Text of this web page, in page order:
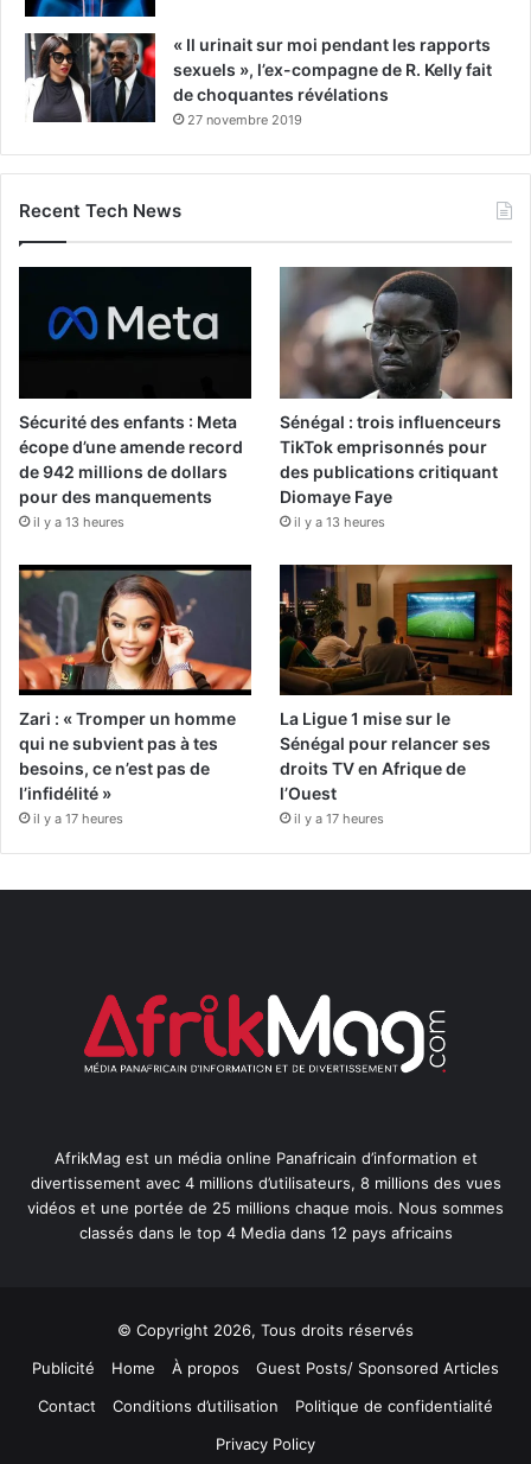
« Il urinait sur moi pendant les rapports
sexuels », l’ex-compagne de R. Kelly fait
de choquantes révélations
27 novembre 2019
Recent Tech News
Sécurité des enfants : Meta
écope d’une amende record
de 942 millions de dollars
pour des manquements
il y a 13 heures
Sénégal : trois influenceurs
TikTok emprisonnés pour
des publications critiquant
Diomaye Faye
il y a 13 heures
Zari : « Tromper un homme
qui ne subvient pas à tes
besoins, ce n’est pas de
l’infidélité »
il y a 17 heures
La Ligue 1 mise sur le
Sénégal pour relancer ses
droits TV en Afrique de
l’Ouest
il y a 17 heures
AfrikMag est un média online Panafricain d’information et
divertissement avec 4 millions d’utilisateurs, 8 millions des vues
vidéos et une portée de 25 millions chaque mois. Nous sommes
classés dans le top 4 Media dans 12 pays africains
© Copyright 2026, Tous droits réservés
Publicité
Home À propos
Guest Posts/ Sponsored Articles
Contact
Conditions d’utilisation
Politique de confidentialité
Privacy Policy